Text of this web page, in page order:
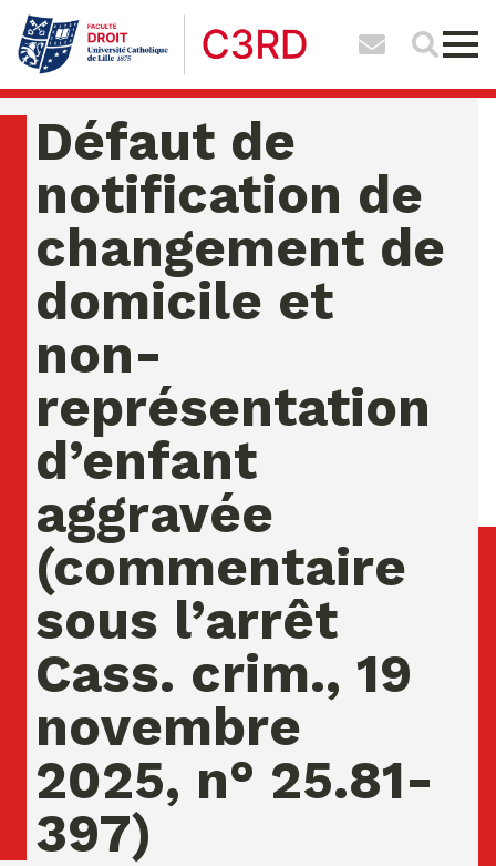
Défaut de
notification de
changement de
domicile et
non-
représentation
d’enfant
aggravée
(commentaire
sous l’arrêt
Cass. crim., 19
novembre
2025, n° 25.81-
397)